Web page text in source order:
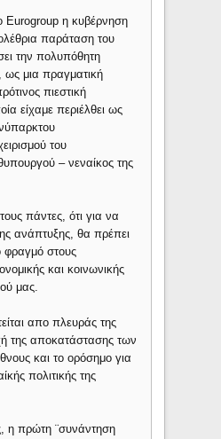
Eurogroup η κυβέρνηση
παράταση του
την πολυπόθητη
μια πραγματική
πιεστική
είχαμε περιέλθει ως
του
– νεναίκος της
πάντες, ότι για να
ανάπτυξης, θα πρέπει
φραγμό στους
και κοινωνικής
μας.
απο πλευράς της
της αποκατάστασης των
και το ορόσημο για
πολιτικής της
η πρώτη ¨συνάντηση